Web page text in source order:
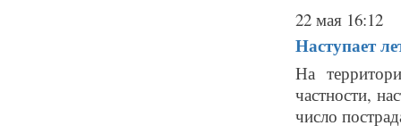
22 мая 16:12
Наступает
На
частности,
число